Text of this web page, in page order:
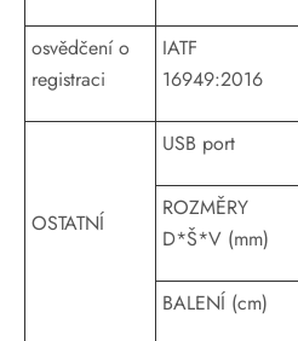
osvědčení o
registraci
IATF
16949:2016
OSTATNÍ
USB port
ROZMĚRY
D*Š*V (mm)
BALENÍ (cm)